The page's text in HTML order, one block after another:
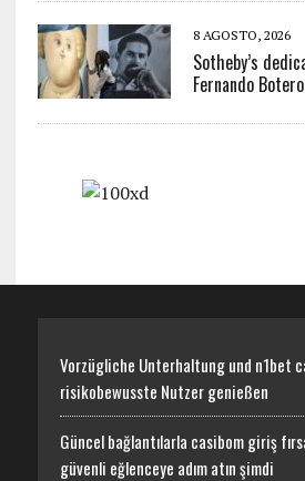
8 AGOSTO, 2026
Sotheby’s
Fernando
Vorzügliche Unterhaltung und n1bet
risikobewusste Nutzer genießen
Güncel bağlantılarla casibom giriş
güvenli eğlenceye adım atın şimdi